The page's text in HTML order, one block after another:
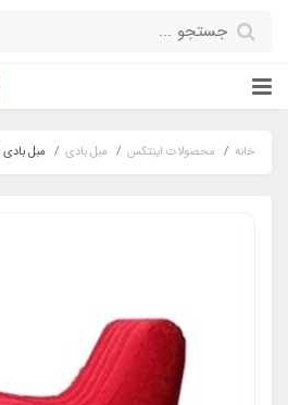
خانه محصولات اینتکس مبل بادی مبل بادی